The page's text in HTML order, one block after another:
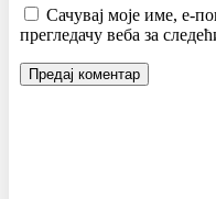
Сачувај моје име, е-
прегледачу веба за